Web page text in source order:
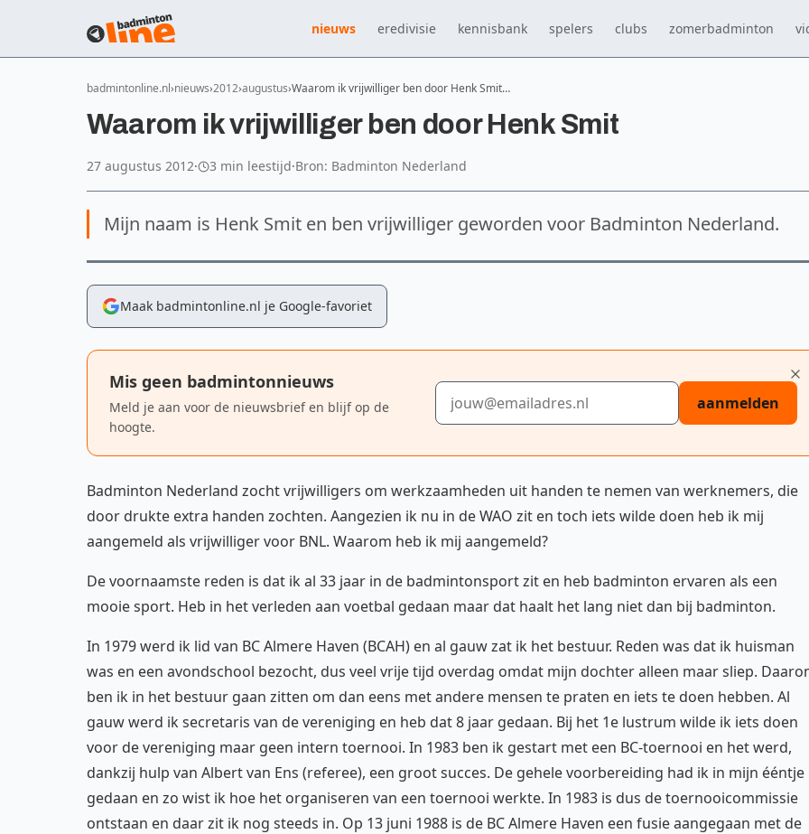
nieuws eredivisie kennisbank spelers clubs zomerbadminton
badmintonline.nl nieuws 2012 augustus Waarom ik vrijwilliger ben door Henk Smit…
Waarom ik vrijwilliger ben door Henk Smit
27 augustus 2012· 3 min leestijd·Bron: Badminton Nederland
Mijn naam is Henk Smit en ben vrijwilliger geworden voor Badminton Nederland.
Maak badmintonline.nl je Google-favoriet
Mis geen badmintonnieuws
Meld je aan voor de nieuwsbrief en blijf op de
hoogte.
E-mailadres
aanmelden
Badminton Nederland zocht vrijwilligers om werkzaamheden uit handen te nemen van werknemers, die
door drukte extra handen zochten. Aangezien ik nu in de WAO zit en toch iets wilde doen heb ik mij
aangemeld als vrijwilliger voor BNL. Waarom heb ik mij aangemeld?
De voornaamste reden is dat ik al 33 jaar in de badmintonsport zit en heb badminton ervaren als een
mooie sport. Heb in het verleden aan voetbal gedaan maar dat haalt het lang niet dan bij badminton.
In 1979 werd ik lid van BC Almere Haven (BCAH) en al gauw zat ik het bestuur. Reden was dat ik huisman
was en een avondschool bezocht, dus veel vrije tijd overdag omdat mijn dochter alleen maar sliep.
ben ik in het bestuur gaan zitten om dan eens met andere mensen te praten en iets te doen hebben. Al
gauw werd ik secretaris van de vereniging en heb dat 8 jaar gedaan. Bij het 1e lustrum wilde ik iets doen
voor de vereniging maar geen intern toernooi. In 1983 ben ik gestart met een BC-toernooi en het werd,
dankzij hulp van Albert van Ens (referee), een groot succes. De gehele voorbereiding had ik in mijn ééntje
gedaan en zo wist ik hoe het organiseren van een toernooi werkte. In 1983 is dus de toernooicommissie
ontstaan en daar zit ik nog steeds in. Op 13 juni 1988 is de BC Almere Haven een fusie aangegaan met de